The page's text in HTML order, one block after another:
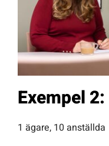
Exempel 2:
1 ägare, 10 anställda